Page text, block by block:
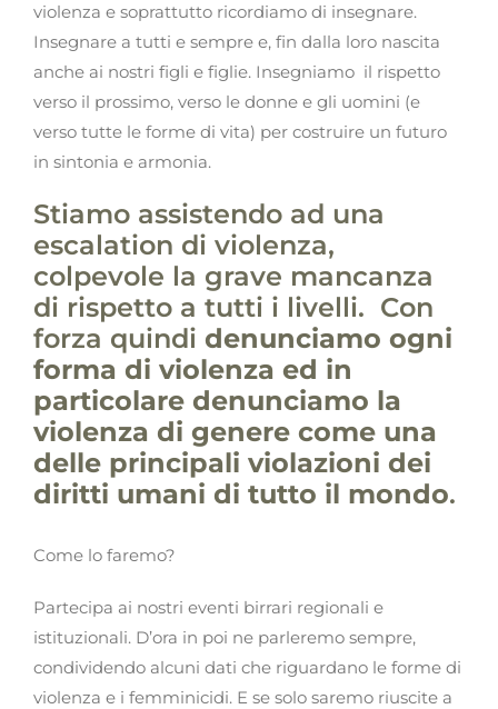
violenza e soprattutto ricordiamo di insegnare.
Insegnare a tutti e sempre e, fin dalla loro nascita
anche ai nostri figli e figlie. Insegniamo il rispetto
verso il prossimo, verso le donne e gli uomini (e
verso tutte le forme di vita) per costruire un futuro
in sintonia e armonia.
Stiamo assistendo ad una
escalation di violenza,
colpevole la grave mancanza
di rispetto a tutti i livelli. Con
forza quindi denunciamo ogni
forma di violenza ed in
particolare denunciamo la
violenza di genere come una
delle principali violazioni dei
diritti umani di tutto il mondo.
Come lo faremo?
Partecipa ai nostri eventi birrari regionali e
istituzionali. D’ora in poi ne parleremo sempre,
condividendo alcuni dati che riguardano le forme di
violenza e i femminicidi. E se solo saremo riuscite a